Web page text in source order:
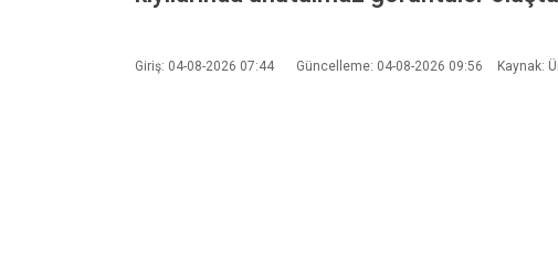
En Güzel
Gökyüzü meraklılarının heyecanla